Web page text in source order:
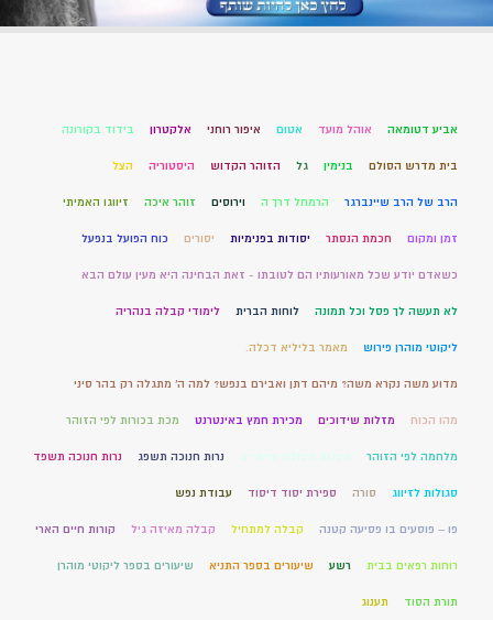
אביע דטומאה אוהל מועד אטום איפור רוחני אלקטרון בידוד בקורונה
בית מדרש הסולם בנימין גל הזוהר הקדוש היסטוריה הצל
הרב של הרב שיינברגר הרמחל דרך ה וירוסים זוהר איכה זיווגו האמיתי
זמן ומקום חכמת הנסתר יסודות בפנימיות יסורים כוח הפועל בנפעל
כשאדם יודע שכל מאורעותיו הם לטובתו - זאת הבחינה היא מעין עולם הבא
לא תעשה לך פסל וכל תמונה לוחות הברית לימודי קבלה בנהריה
ליקוטי מוהרן פירוש מאמר בליליא דכלה.
מדוע משה נקרא משה? מיהם דתן ואבירם בנפש? למה ה' מתגלה רק בהר סיני
מהו הכוח מזלות שידוכים מכירת חמץ באינטרנט מכת בכורות לפי הזוהר
מלחמה לפי הזוהר מעלות הסולם שיעורים נרות חנוכה תשפג נרות חנוכה תשפד
סגולות לזיווג סורה ספירת יסוד דיסוד עבודת נפש
פו – פוסעים בו פסיעה קטנה קבלה למתחיל קבלה מאיזה גיל קורות חיים הארי
רוחות רפאים בבית רשע שיעורים בספר התניא שיעורים בספר ליקוטי מוהרן
תורת הסוד תענוג